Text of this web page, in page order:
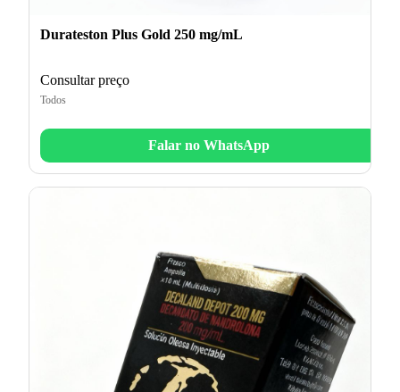
Durateston Plus Gold 250 mg/mL
Consultar preço
Todos
Falar no WhatsApp